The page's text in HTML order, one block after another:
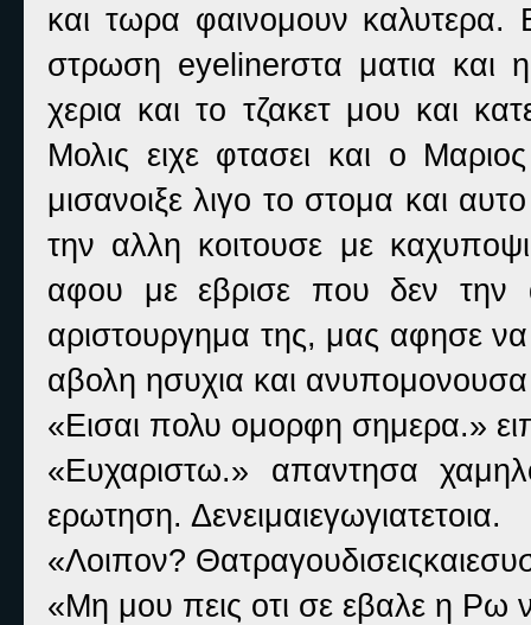
και τωρα φαινομουν καλυτερα.
στρωση eyelinerστα ματια και
χερια και το τζακετ μου και
Μολις ειχε φτασει και ο
μισανοιξε λιγο το στομα και
την αλλη κοιτουσε με
αφου με εβρισε που δεν
αριστουργημα της, μας αφησε
αβολη ησυχια και
«Εισαι πολυ ομορφη σημερα.»
«Ευχαριστω.» απαντησα
ερωτηση. Δενειμαιεγωγιατετοια.
«Λοιπον?
«Μη μου πεις οτι σε εβαλε η